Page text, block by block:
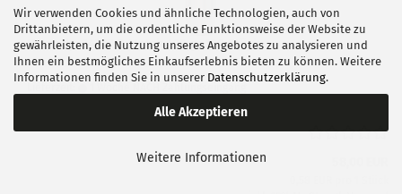
Wir verwenden Cookies und ähnliche Technologien, auch von
Drittanbietern, um die ordentliche Funktionsweise der Website zu
gewährleisten, die Nutzung unseres Angebotes zu analysieren und
Ihnen ein bestmögliches Einkaufserlebnis bieten zu können. Weitere
Informationen finden Sie in unserer Datenschutzerklärung.
Alle Akzeptieren
Weitere Informationen
Hornady .243 ELD Match 108 gr 100 Stück